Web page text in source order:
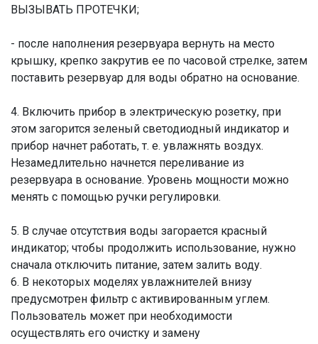
ВЫЗЫВАТЬ ПРОТЕЧКИ;
- после наполнения резервуара вернуть на место
крышку, крепко закрутив ее по часовой стрелке, затем
поставить резервуар для воды обратно на основание.
4. Включить прибор в электрическую розетку, при
этом загорится зеленый светодиодный индикатор и
прибор начнет работать, т. е. увлажнять воздух.
Незамедлительно начнется переливание из
резервуара в основание. Уровень мощности можно
менять с помощью ручки регулировки.
5. В случае отсутствия воды загорается красный
индикатор; чтобы продолжить использование, нужно
сначала отключить питание, затем залить воду.
6. В некоторых моделях увлажнителей внизу
предусмотрен фильтр с активированным углем.
Пользователь может при необходимости
осуществлять его очистку и замену